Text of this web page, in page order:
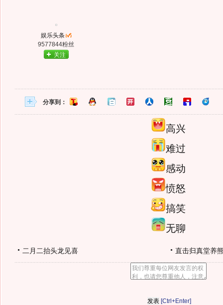
娱乐头条
9577844粉丝
关注
分享到：
高兴
难过
感动
愤怒
搞笑
无聊
二月二抬头龙见喜 直击归真堂养
[Ctrl+Enter]